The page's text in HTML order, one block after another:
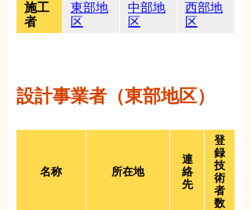
施工
者
東部地
区
中部地
区
西部地
区
設計事業者（東部地区）
名称 所在地
連
絡
先
登
録
技
術
者
数